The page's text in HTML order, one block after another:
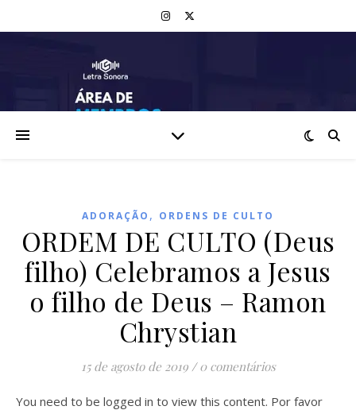
ADORAÇÃO , ORDENS DE CULTO
ORDEM DE CULTO (Deus
filho) Celebramos a Jesus
o filho de Deus – Ramon
Chrystian
15 de agosto de 2019 / 0 comentários
You need to be logged in to view this content. Por favor